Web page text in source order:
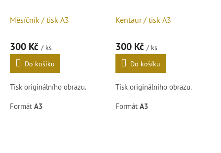
Měsíčník / tisk A3
300 Kč / ks
Do košíku
Tisk originálního obrazu.
Formát A3
Podrobnosti čtěte v popisu
Kentaur / tisk A3
300 Kč / ks
Do košíku
Tisk originálního obrazu.
Formát A3